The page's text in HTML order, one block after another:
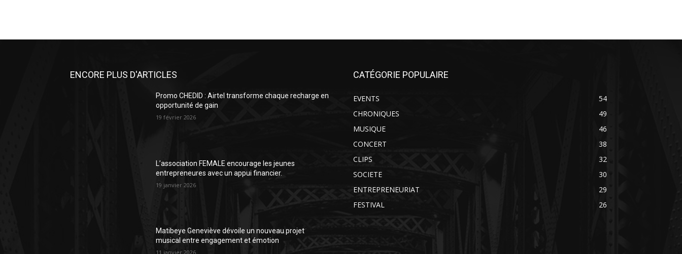
ENCORE PLUS D'ARTICLES
Promo CHEDID : Airtel transforme chaque recharge en
opportunité de gain
19 février 2026
L’association FEMALE encourage les jeunes
entrepreneures avec un appui financier.
19 janvier 2026
Matibeye Geneviève dévoile un nouveau projet
musical entre engagement et émotion
11 janvier 2026
CATÉGORIE POPULAIRE
EVENTS
54
CHRONIQUES
49
MUSIQUE
46
CONCERT
38
CLIPS
32
SOCIETE
30
ENTREPRENEURIAT
29
FESTIVAL
26